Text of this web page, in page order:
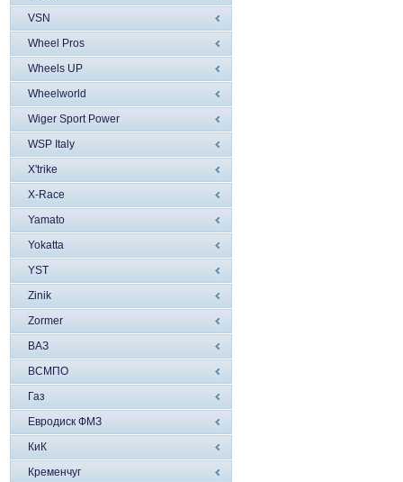
VSN
Wheel Pros
Wheels UP
Wheelworld
Wiger Sport Power
WSP Italy
X'trike
X-Race
Yamato
Yokatta
YST
Zinik
Zormer
ВАЗ
ВСМПО
Газ
Евродиск ФМЗ
КиК
Кременчуг